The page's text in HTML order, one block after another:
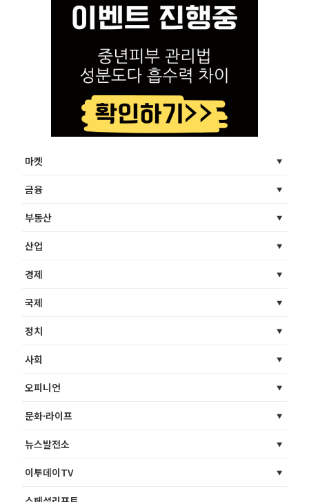
마켓
금융
부동산
산업
경제
국제
정치
사회
오피니언
문화·라이프
뉴스발전소
이투데이TV